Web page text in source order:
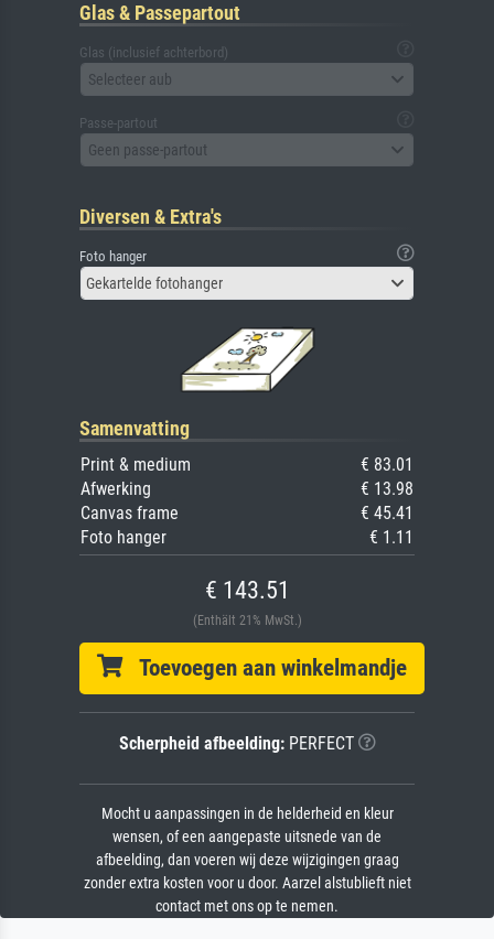
Glas & Passepartout
Glas (inclusief achterbord)
Selecteer aub
Passe-partout
Geen passe-partout
Diversen & Extra's
Foto hanger
Gekartelde fotohanger
Samenvatting
Print & medium
€ 83.01
Afwerking
€ 13.98
Canvas frame
€ 45.41
Foto hanger
€ 1.11
€ 143.51
(Enthält 21% MwSt.)
Toevoegen aan winkelmandje
Scherpheid afbeelding:PERFECT
Mocht u aanpassingen in de helderheid en kleur
wensen, of een aangepaste uitsnede van de
afbeelding, dan voeren wij deze wijzigingen graag
zonder extra kosten voor u door. Aarzel alstublieft niet
contact met ons op te nemen.